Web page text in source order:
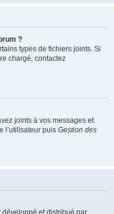
?
types de fichiers joints. Si
chargé, contactez
joints à vos messages et
l’utilisateur puis Gestion des
et distribué par